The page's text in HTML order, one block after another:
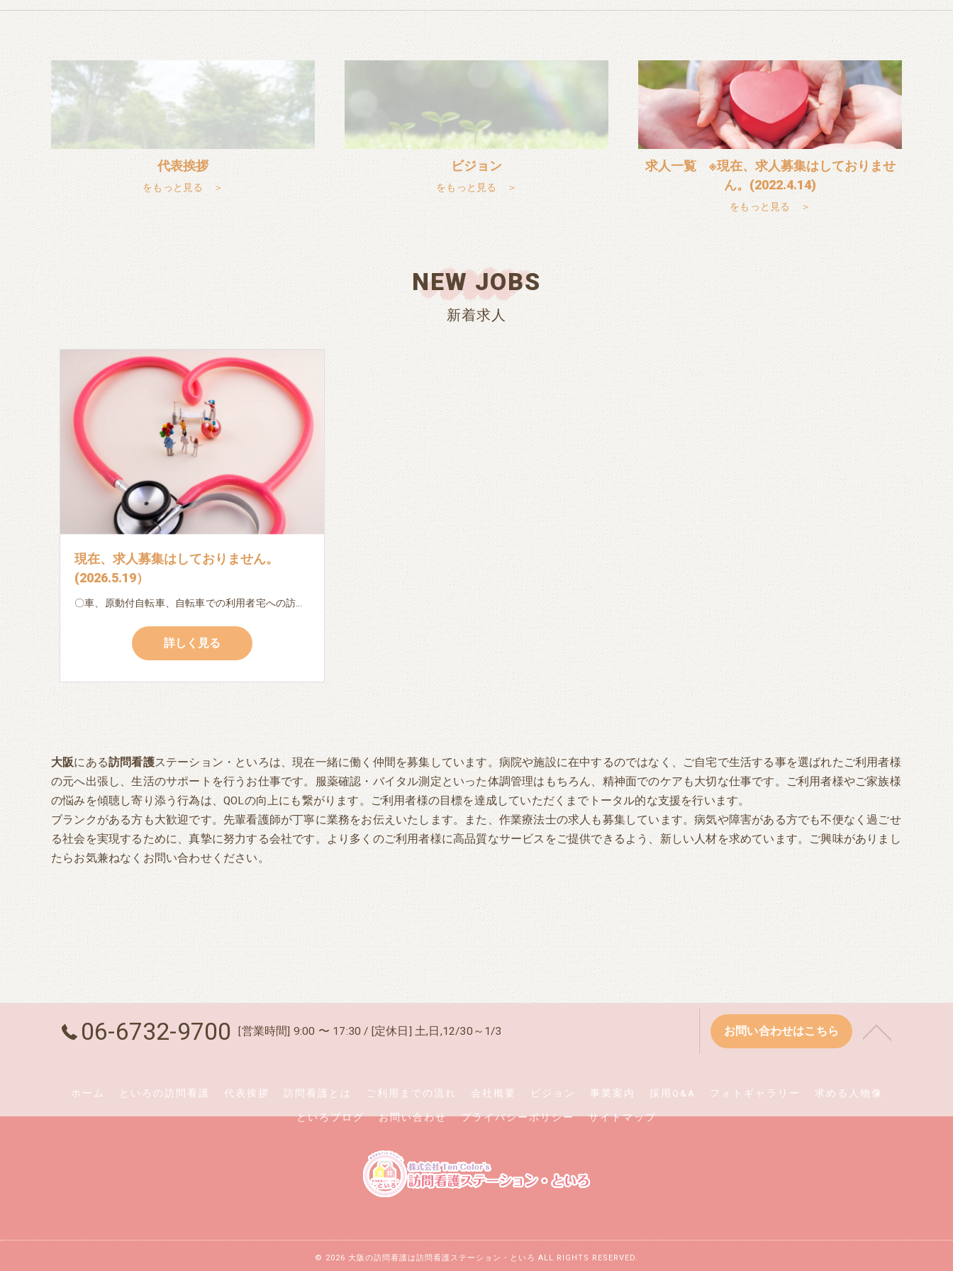
代表挨拶
をもっと見る ＞
ビジョン
をもっと見る ＞
求人一覧 ※現在、求人募集はしておりませ
ん。(2022.4.14)
をもっと見る ＞
新着求人
NEW JOBS
現在、求人募集はしておりません。
(2026.5.19）
詳しく見る
大阪にある訪問看護ステーション・といろは、現在一緒に働く仲間を募集しています。病院や施設に在中するのではなく、ご自宅で生活する事を選ばれたご利用者様
の元へ出張し、生活のサポートを行うお仕事です。服薬確認・バイタル測定といった体調管理はもちろん、精神面でのケアも大切な仕事です。ご利用者様やご家族様
の悩みを傾聴し寄り添う行為は、QOLの向上にも繋がります。ご利用者様の目標を達成していただくまでトータル的な支援を行います。
ブランクがある方も大歓迎です。先輩看護師が丁寧に業務をお伝えいたします。また、作業療法士の求人も募集しています。病気や障害がある方でも不便なく過ごせ
る社会を実現するために、真摯に努力する会社です。より多くのご利用者様に高品質なサービスをご提供できるよう、新しい人材を求めています。ご興味がありまし
たらお気兼ねなくお問い合わせください。
06-6732-9700 [営業時間] 9:00 〜 17:30 / [定休日] 土,日,12/30～1/3 お問い合わせはこちら
ホーム といろの訪問看護 代表挨拶 訪問看護とは ご利用までの流れ 会社概要 ビジョン 事業案内 採用Q&A フォトギャラリー 求める人物像
といろブログ お問い合わせ プライバシーポリシー サイトマップ
© 2026 大阪の訪問看護は訪問看護ステーション・といろ ALL RIGHTS RESERVED.